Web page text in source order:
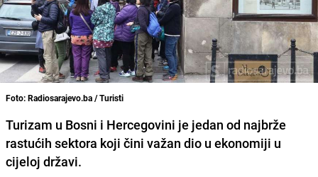
Foto: Radiosarajevo.ba / Turisti
Turizam u Bosni i Hercegovini je jedan od najbrže
rastućih sektora koji čini važan dio u ekonomiji u
cijeloj državi.